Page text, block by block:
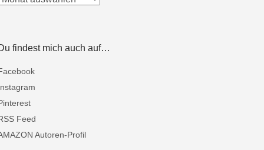
findest mich auch auf…
Feed
Autoren-Profil